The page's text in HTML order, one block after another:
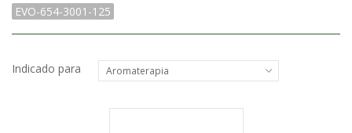
EVO-654-3001-125
Indicado para Aromaterapia